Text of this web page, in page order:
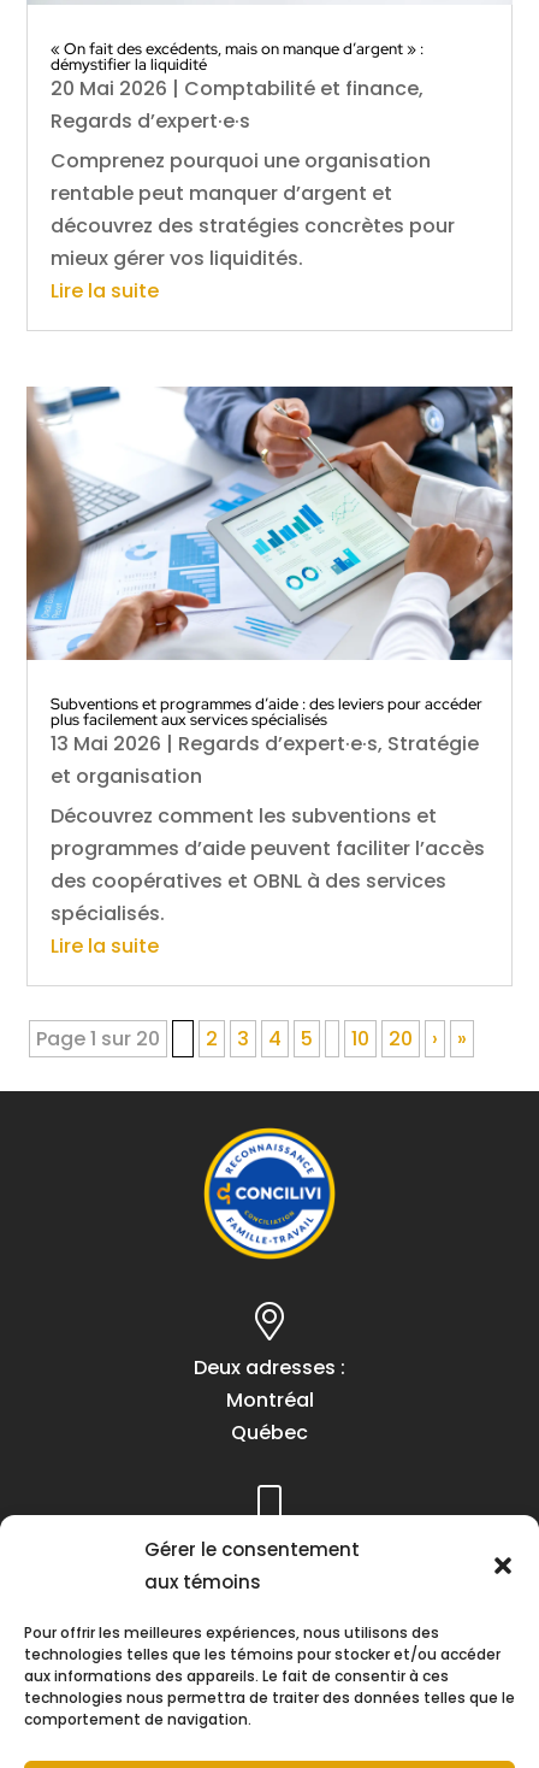
Gérer le consentement
aux témoins
Pour offrir les meilleures expériences, nous utilisons des
technologies telles que les témoins pour stocker et/ou accéder
aux informations des appareils. Le fait de consentir à ces
technologies nous permettra de traiter des données telles que le
comportement de navigation.
« On fait des excédents, mais on manque d’argent » :
démystifier la liquidité
20 Mai 2026 | Comptabilité et finance,
Regards d’expert·e·s
Comprenez pourquoi une organisation
rentable peut manquer d’argent et
découvrez des stratégies concrètes pour
mieux gérer vos liquidités.
Lire la suite
Subventions et programmes d’aide : des leviers pour accéder
plus facilement aux services spécialisés
13 Mai 2026 | Regards d’expert·e·s, Stratégie
et organisation
Découvrez comment les subventions et
programmes d’aide peuvent faciliter l’accès
des coopératives et OBNL à des services
spécialisés.
Lire la suite
Page 1 sur 20 2 3 4 5 10 20 › »
Deux adresses :
Montréal
Québec
Téléphone :
(418) 622-1001
Heures d’ouverture :